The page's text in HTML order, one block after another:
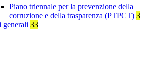
Piano triennale per la prevenzione della
corruzione e della trasparenza (PTPCT) 3
generali 33